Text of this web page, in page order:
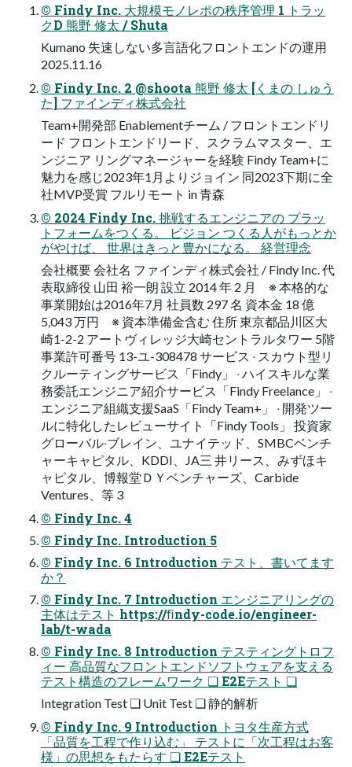
© Findy Inc. ⼤規模モノレポの秩序管理 1 トラッ
クD 熊野 修太 / Shuta
Kumano 失速しない多⾔語化フロントエンドの運⽤
2025.11.16
© Findy Inc. 2 @shoota 熊野 修太 [くまの しゅう
た] ファインディ株式会社
Team+開発部 Enablementチーム / フロントエンドリ
ード フロントエンドリード、スクラムマスター、エ
ンジニア リングマネージャーを経験 Findy Team+に
魅⼒を感じ2023年1⽉よりジョイン 同2023下期に全
社MVP受賞 フルリモート in ⻘森
© 2024 Findy Inc. 挑戦するエンジニアの プラッ
トフォームをつくる。 ビジョン つくる⼈がもっとか
がやけば、 世界はきっと豊かになる。 経営理念
会社概要 会社名 ファインディ株式会社 / Findy Inc. 代
表取締役 ⼭⽥ 裕⼀朗 設⽴ 2014 年 2 ⽉ ※ 本格的な
事業開始は2016年7⽉ 社員数 297 名 資本⾦ 18 億
5,043 万円 ※ 資本準備⾦含む 住所 東京都品川区大
崎1-2-2 アートヴィレッジ大崎セントラルタワー 5階
事業許可番号 13-ユ-308478 サービス ‧ スカウト型リ
クルーティングサービス「Findy」 ‧ ハイスキルな業
務委託エンジニア紹介サービス「Findy Freelance」 ‧
エンジニア組織⽀援SaaS「Findy Team+」 ‧ 開発ツー
ルに特化したレビューサイト「Findy Tools」 投資家
グローバル‧ブレイン、ユナイテッド、SMBCベンチ
ャーキャピタル、KDDI、JA三 井リース、みずほキ
ャピタル、博報堂ＤＹベンチャーズ、Carbide
Ventures、等 3
© Findy Inc. 4
© Findy Inc. Introduction 5
© Findy Inc. 6 Introduction テスト、書いてます
か？
© Findy Inc. 7 Introduction エンジニアリングの
主体はテスト https://ﬁndy-code.io/engineer-
lab/t-wada
© Findy Inc. 8 Introduction テスティングトロフ
ィー ⾼品質なフロントエンドソフトウェアを⽀える
テスト構造のフレームワーク ❏ E2Eテスト ❏
Integration Test ❏ Unit Test ❏ 静的解析
© Findy Inc. 9 Introduction トヨタ⽣産⽅式
「品質を⼯程で作り込む」 テストに「次⼯程はお客
様」の思想をもたらす ❏ E2Eテスト